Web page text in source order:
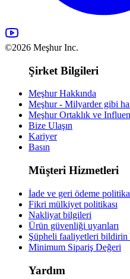
©2026 Meşhur Inc.
Şirket Bilgileri
Meşhur Hakkında
Meşhur - Milyarder gibi
Meşhur Ortaklık ve
Bize Ulaşın
Kariyer
Basın
Müşteri Hizmetleri
İade ve geri ödeme
Fikri mülkiyet politikası
Nakliyat bilgileri
Ürün güvenliği uyarıları
Şüpheli faaliyetleri bildirin
Minimum Sipariş Değeri
Yardım